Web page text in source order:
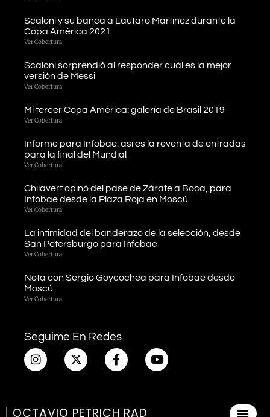
Scaloni y su banca a Lautaro Martínez durante la
Copa América 2021
Ver Cobertura
Scaloni sorprendió al responder cuál es la mejor
versión de Messi
Ver Cobertura
Mi tercer Copa América: galería de Brasil 2019
Ver Cobertura
Informe para Infobae: así es la reventa de entradas
para la final del Mundial
Ver Cobertura
Chilavert opinó del pase de Zárate a Boca, para
Infobae desde la Plaza Roja en Moscú
Ver Cobertura
La intimidad del banderazo de la selección, desde
San Petersburgo para Infobae
Ver Cobertura
Nota con Sergio Goycochea para Infobae desde
Moscú
Ver Cobertura
Seguime En Redes
OCTAVIO PETRICH RAD